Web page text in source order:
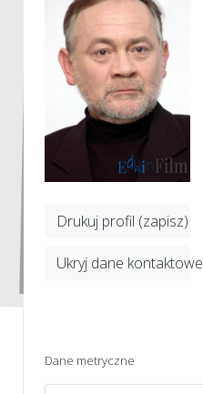
Drukuj profil (zapisz)
Ukryj dane kontaktowe
Dane metryczne